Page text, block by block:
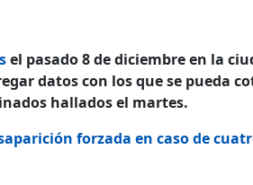
el pasado 8 de diciembre en la
datos con los que se pueda
hallados el martes.
forzada en caso de